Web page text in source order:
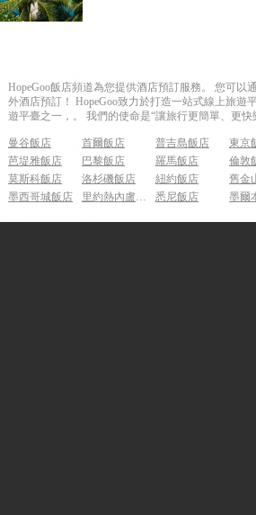
HopeGoo飯店頻道為您提供酒店預訂服務。 您可
外酒店預訂！ HopeGoo致力於打造一站式線上旅
遊平臺之一，。 我們的使命是“讓旅行更簡單、更
曼谷飯店 首爾飯店 普吉島飯店
東京
芭堤雅飯店
巴黎飯店 羅馬飯店
倫敦
莫斯科飯店
洛杉磯飯店 紐約飯店
舊金
墨西哥城飯店
里約熱內盧飯店 悉尼飯店 墨爾